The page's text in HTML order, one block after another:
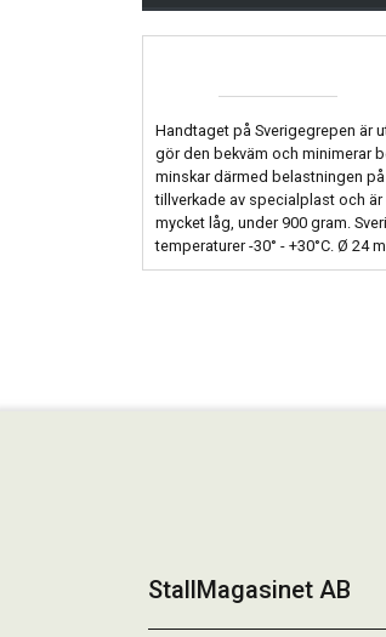
Handtaget på Sverigegrepen är
gör den bekväm och minimerar
minskar därmed belastningen
tillverkade av specialplast och
mycket låg, under 900 gram.
temperaturer -30° - +30°C. Ø 24
StallMagasinet AB